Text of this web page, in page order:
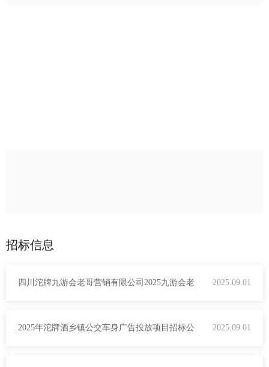
招标信息
四川沱牌九游会老哥营销有限公司2025九游会老 2025.09.01
2025年沱牌酒乡镇公交车身广告投放项目招标公 2025.09.01